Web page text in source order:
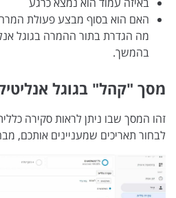
האם הוא בסוף מבצע פעולת
מה הגדרת בתור ההמרה בגוגל
בהמשך.
מסך "קהל" בגוגל
זהו המסך שבו ניתן לראות סקירה
לבחור תאריכים שמעניינים אותכם,